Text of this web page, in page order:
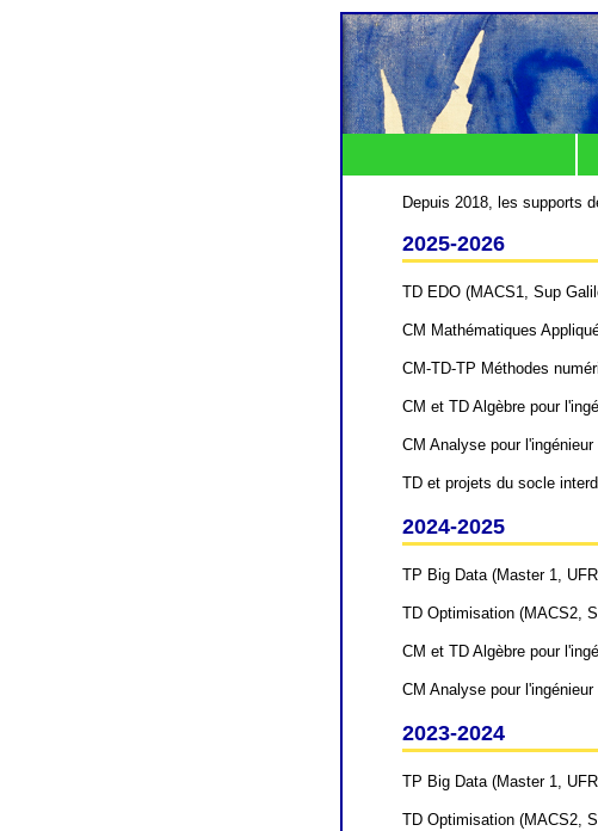
Depuis 2018, les supports
2025-2026
TD EDO (MACS1, Sup
CM Mathématiques
CM-TD-TP Méthodes
CM et TD Algèbre pour
CM Analyse pour
TD et projets du socle
2024-2025
TP Big Data (Master 1,
TD Optimisation (MACS2,
CM et TD Algèbre pour
CM Analyse pour
2023-2024
TP Big Data (Master 1,
TD Optimisation (MACS2,